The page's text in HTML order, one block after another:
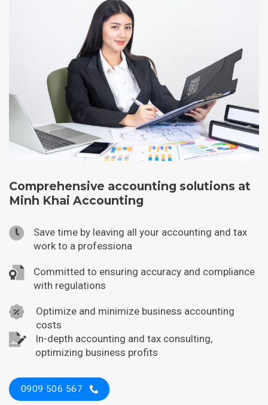
Comprehensive accounting solutions at
Minh Khai Accounting
Save time by leaving all your accounting and tax
work to a professiona
Committed to ensuring accuracy and compliance
with regulations
Optimize and minimize business accounting
costs
In-depth accounting and tax consulting,
optimizing business profits
0909 506 567